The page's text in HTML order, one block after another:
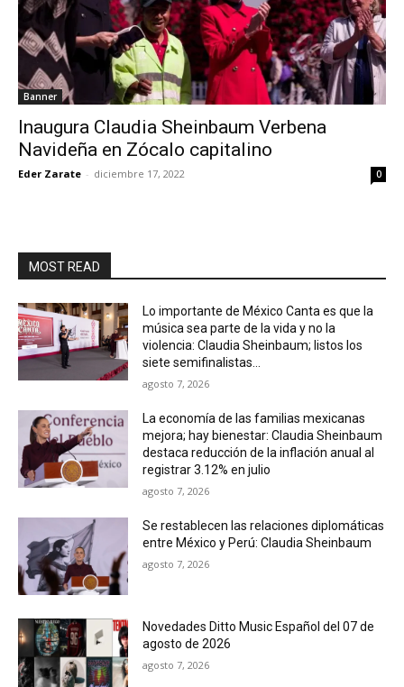
Banner
Inaugura Claudia Sheinbaum Verbena
Navideña en Zócalo capitalino
Eder Zarate - diciembre 17, 2022 0
MOST READ
Lo importante de México Canta es que la
música sea parte de la vida y no la
violencia: Claudia Sheinbaum; listos los
siete semifinalistas...
agosto 7, 2026
La economía de las familias mexicanas
mejora; hay bienestar: Claudia Sheinbaum
destaca reducción de la inflación anual al
registrar 3.12% en julio
agosto 7, 2026
Se restablecen las relaciones diplomáticas
entre México y Perú: Claudia Sheinbaum
agosto 7, 2026
Novedades Ditto Music Español del 07 de
agosto de 2026
agosto 7, 2026